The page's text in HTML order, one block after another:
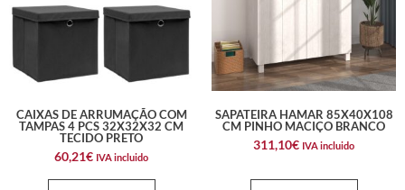
CAIXAS DE ARRUMAÇÃO COM
TAMPAS 4 PCS 32X32X32 CM
TECIDO PRETO
60,21€ IVA incluido
SAPATEIRA HAMAR 85X40X108
CM PINHO MACIÇO BRANCO
311,10€ IVA incluido